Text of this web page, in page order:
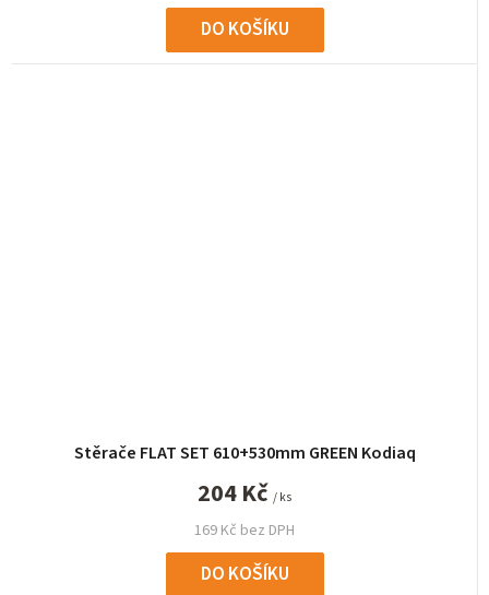
DO KOŠÍKU
Stěrače FLAT SET 610+530mm GREEN Kodiaq
169 Kč bez DPH
204 Kč / ks
DO KOŠÍKU